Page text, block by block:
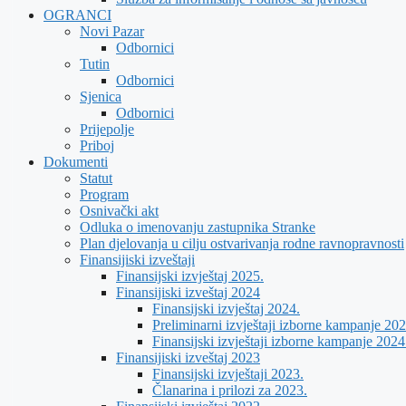
OGRANCI
Novi Pazar
Odbornici
Tutin
Odbornici
Sjenica
Odbornici
Prijepolje
Priboj
Dokumenti
Statut
Program
Osnivački akt
Odluka o imenovanju zastupnika Stranke
Plan djelovanja u cilju ostvarivanja rodne ravnopravnosti
Finansijiski izveštaji
Finansijski izvještaj 2025.
Finansijiski izveštaj 2024
Finansijski izvještaj 2024.
Preliminarni izvještaji izborne kampanje
Finansijski izvještaji izborne kampanje
Finansijiski izveštaj 2023
Finansijski izvještaji 2023.
Članarina i prilozi za 2023.